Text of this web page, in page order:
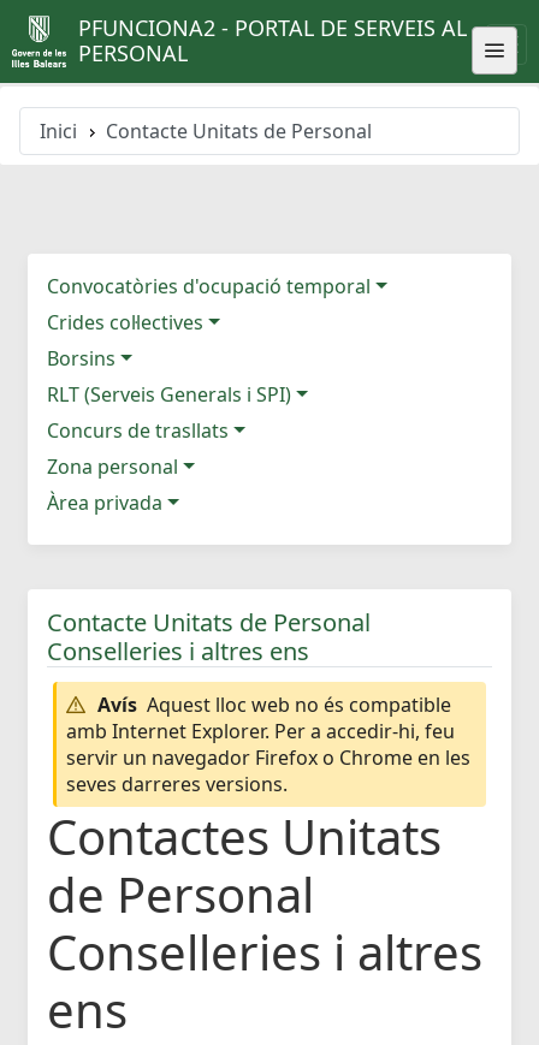
PFUNCIONA2 - PORTAL DE SERVEIS AL
PERSONAL
Inici Contacte Unitats de Personal
Convocatòries d'ocupació temporal
Crides col·lectives
Borsins
RLT (Serveis Generals i SPI)
Concurs de trasllats
Zona personal
Àrea privada
Contacte Unitats de Personal
Conselleries i altres ens
Avís Aquest lloc web no és compatible
amb Internet Explorer. Per a accedir-hi, feu
servir un navegador Firefox o Chrome en les
seves darreres versions.
Contactes Unitats
de Personal
Conselleries i altres
ens